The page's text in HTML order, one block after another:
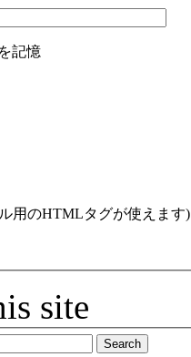
記憶
用のHTMLタグが使えます)
site